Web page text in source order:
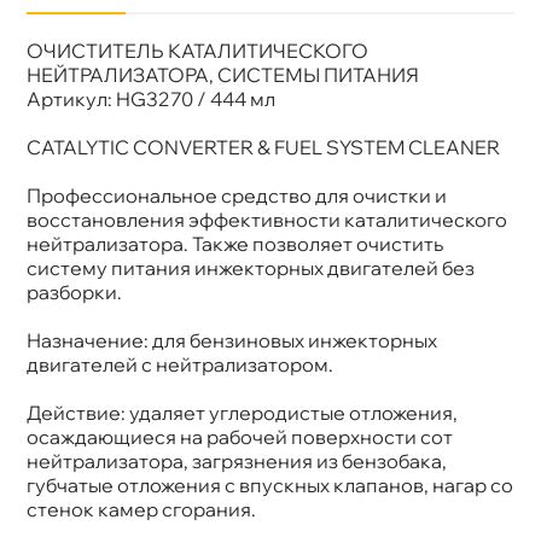
ОЧИСТИТЕЛЬ КАТАЛИТИЧЕСКОГО
НЕЙТРАЛИЗАТОРА, СИСТЕМЫ ПИТАНИЯ
Артикул: HG3270 / 444 мл
CATALYTIC CONVERTER & FUEL SYSTEM CLEANER
Профессиональное средство для очистки и
осстановления эффективности каталитического
нейтрализатора. Также позволяет очистить
систему питания инжекторных двигателей без
разборки.
Назначение: для бензиновых инжекторных
двигателей с нейтрализатором.
Действие: удаляет углеродистые отложения,
осаждающиеся на рабочей поверхности сот
нейтрализатора, загрязнения из бензобака,
убчатые отложения с впускных клапанов, нагар со
стенок камер сгорания.
Бренд
Hi-Gear
Артикул
HG 3270 / HG3270S